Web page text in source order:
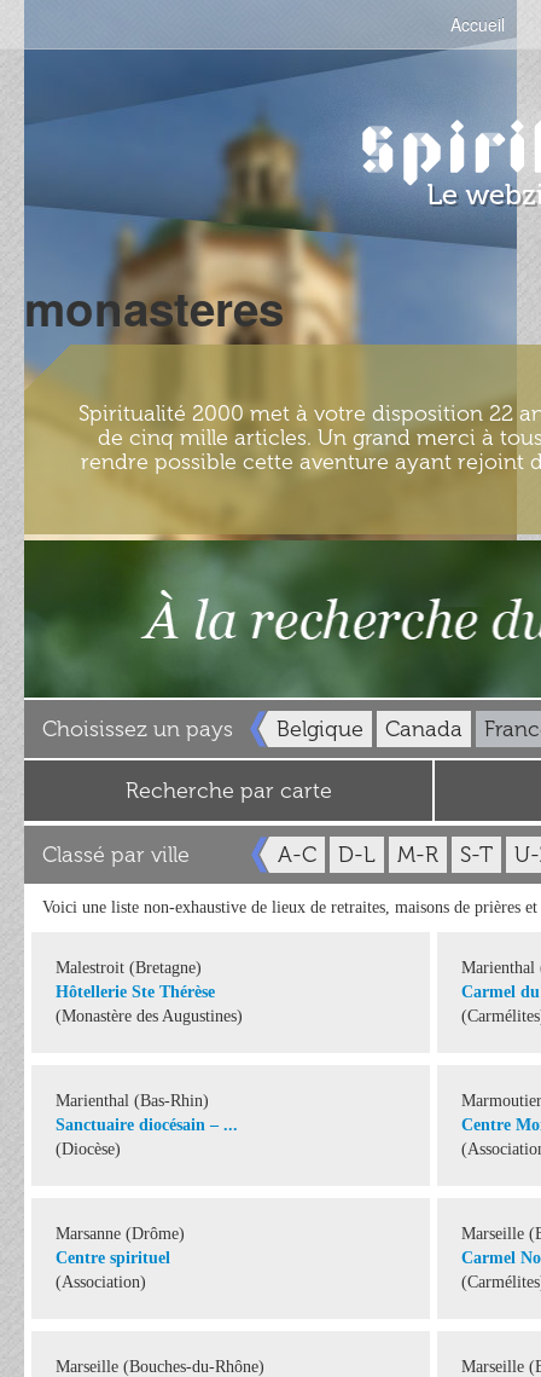
Accueil
monasteres
Spiritualité 2000 met à votre disposition 22
de cinq mille articles. Un grand merci à
rendre possible cette aventure ayant rejoint
Choisissez un pays Belgique Canada
Recherche par carte
Classé par ville A-C D-L M-R S-T
Voici une liste non-exhaustive de lieux de retraites, maisons de prières et
Malestroit (Bretagne)
Hôtellerie Ste Thérèse
(Monastère des Augustines)
Marienthal
Carmel
Marienthal (Bas-Rhin)
Sanctuaire diocésain – ...
(Diocèse)
Centre
Marsanne (Drôme)
Centre spirituel
(Association)
Marseille
Carmel
Marseille (Bouches-du-Rhône)
Marseille